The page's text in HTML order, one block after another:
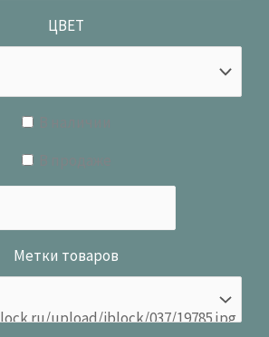
ЦВЕТ
Метки товаров